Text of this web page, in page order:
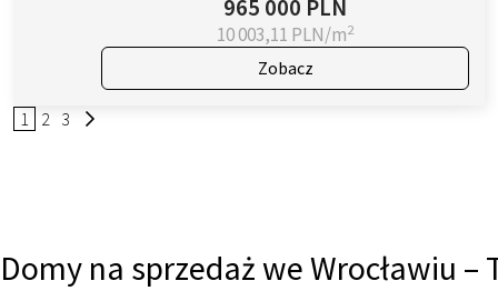
965 000 PLN
10 003,11 PLN/m2
Zobacz
1 2 3
Domy na sprzedaż we Wrocławiu